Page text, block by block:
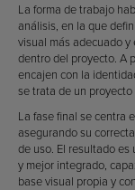
La forma de trabajo
análisis, en la que
visual más adecuado
dentro del proyecto. A
encajen con la
se trata de un proyecto
La fase final se centra
asegurando su
de uso. El resultado
y mejor integrado,
base visual propia y